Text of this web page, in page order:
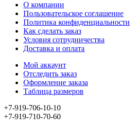
О компании
Пользовательское соглашение
Политика конфиденциальности
Как сделать заказ
Условия сотрудничества
Доставка и оплата
Мой аккаунт
Отследить заказ
Оформление заказа
Таблица размеров
+7-919-706-10-10
+7-919-710-70-60